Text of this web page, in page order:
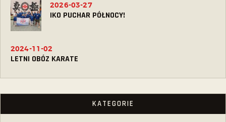
IKO PUCHAR PÓŁNOCY!
2026-03-27
LETNI OBÓZ KARATE
2024-11-02
KATEGORIE